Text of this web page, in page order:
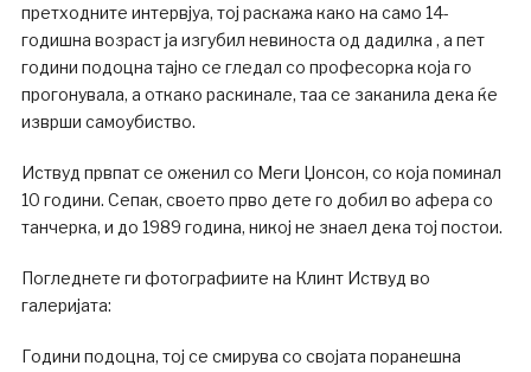
претходните интервјуа, тој раскажа како на само 14-
годишна возраст ја изгубил невиноста од дадилка , а пет
години подоцна тајно се гледал со професорка која го
прогонувала, а откако раскинале, таа се заканила дека ќе
изврши самоубиство.
Иствуд првпат се оженил со Меги Џонсон, со која поминал
10 години. Сепак, своето прво дете го добил во афера со
танчерка, и до 1989 година, никој не знаел дека тој постои.
Погледнете ги фотографиите на Клинт Иствуд во
галеријата:
Години подоцна, тој се смирува со својата поранешна